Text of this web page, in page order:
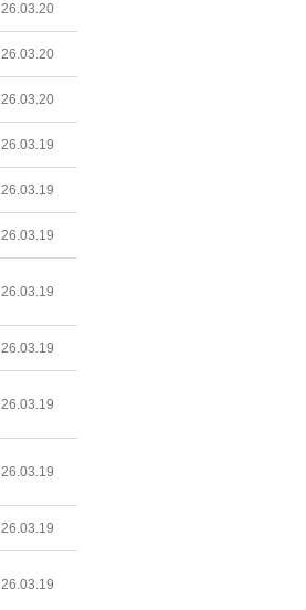
26.03.20
26.03.20
26.03.20
26.03.19
26.03.19
26.03.19
26.03.19
26.03.19
26.03.19
26.03.19
26.03.19
26.03.19